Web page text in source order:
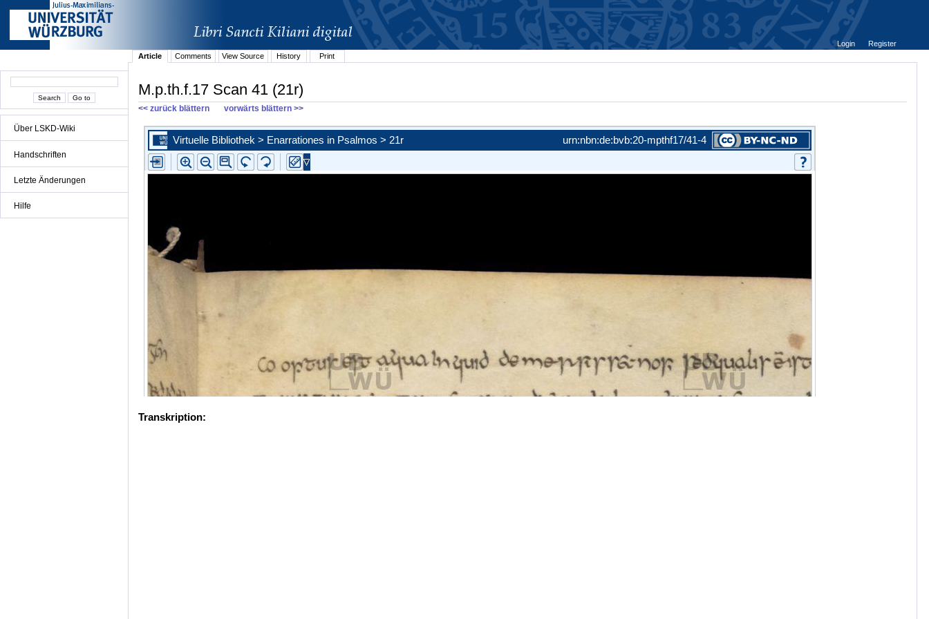
Über LSKD-Wiki
Handschriften
Letzte Änderungen
Hilfe
Login
Register
Article
Comments View Source History Print
M.p.th.f.17 Scan 41 (21r)
<< zurück blättern vorwärts blättern >>
Transkription: